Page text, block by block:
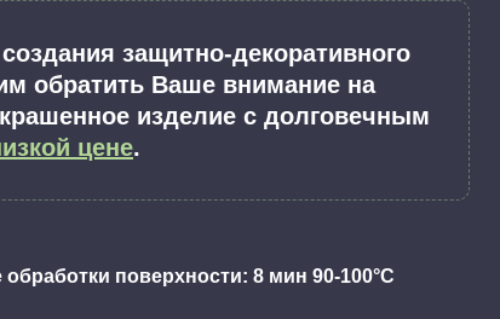
защитно-декоративного
обратить Ваше внимание на
изделие с долговечным
цене.
поверхности: 8 мин 90-100°С